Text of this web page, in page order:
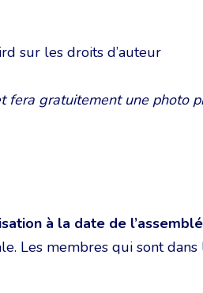
sur les droits d’auteur
fera gratuitement une photo
à la date de
Les membres qui sont dans